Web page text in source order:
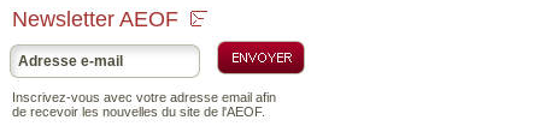
Newsletter AEOF
Inscrivez-vous avec votre adresse email afin
de recevoir les nouvelles du site de l'AEOF.